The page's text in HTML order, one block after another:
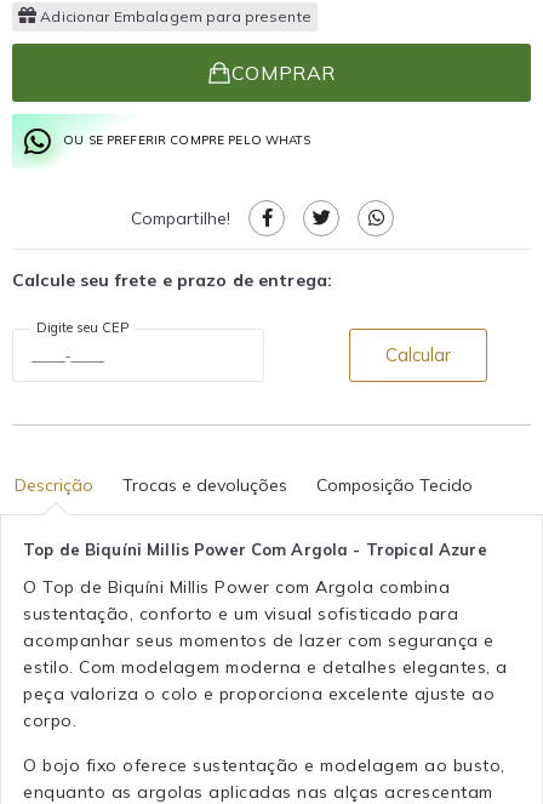
Adicionar Embalagem para presente
COMPRAR
OU SE PREFERIR COMPRE PELO WHATS
Compartilhe!
Calcule seu frete e prazo de entrega:
Digite seu CEP
Calcular
Descrição Trocas e devoluções Composição Tecido
Top de Biquíni Millis Power Com Argola - Tropical Azure
O Top de Biquíni Millis Power com Argola combina
sustentação, conforto e um visual sofisticado para
acompanhar seus momentos de lazer com segurança e
estilo. Com modelagem moderna e detalhes elegantes, a
peça valoriza o colo e proporciona excelente ajuste ao
corpo.
O bojo fixo oferece sustentação e modelagem ao busto,
enquanto as argolas aplicadas nas alças acrescentam